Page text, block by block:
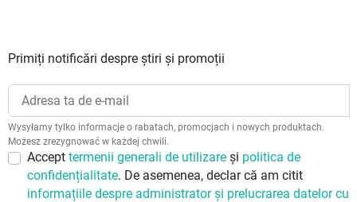
Primiți notificări despre știri și promoții
Wysyłamy tylko informacje o rabatach, promocjach i nowych produktach.
Możesz zrezygnować w każdej chwili.
Accept termenii generali de utilizare și politica de
confidențialitate. De asemenea, declar că am citit
informațiile despre administrator și prelucrarea datelor cu